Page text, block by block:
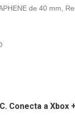
de 40 mm,
Conecta a